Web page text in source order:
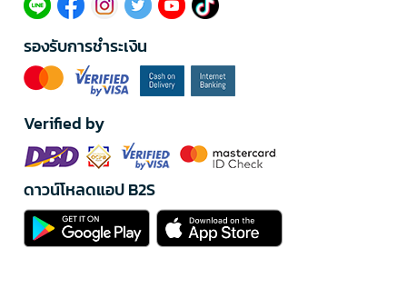
รองรับการชำระเงิน
Verified by
ดาวน์โหลดแอป B2S